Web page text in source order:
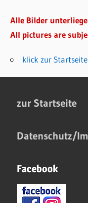
Alle Bilder
All pictures are
klick zur Startseite
zur Startseite
Datenschutz/
Facebook